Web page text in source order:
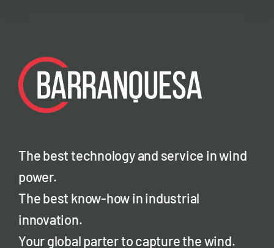
The best technology and service in wind
power.
The best know-how in industrial
innovation.
Your global parter to capture the wind.